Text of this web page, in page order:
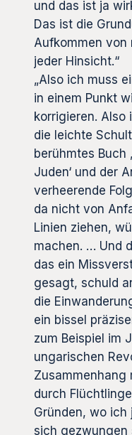
und das ist ja
Das ist die
Aufkommen von
jeder Hinsicht.“
„Also ich muss
in einem Punkt
korrigieren. Also
die leichte
berühmtes Buch
Juden‘ und der
verheerende
da nicht von
Linien ziehen,
machen. … Und
das ein
gesagt, schuld
die
ein bissel
zum Beispiel im
ungarischen
Zusammenhang
durch
Gründen, wo ich
sich gezwungen